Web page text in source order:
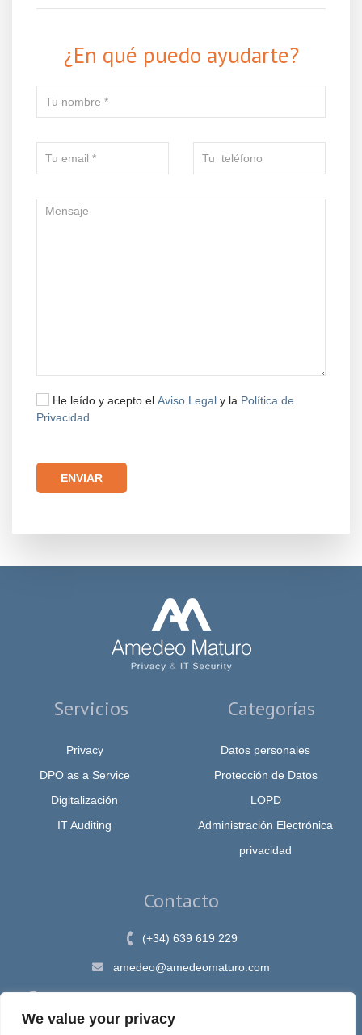
We value your privacy
¿En qué puedo ayudarte?
He leído y acepto el Aviso Legal y la Política de
Privacidad
Servicios
Privacy
DPO as a Service
Digitalización
IT Auditing
Categorías
Datos personales
Protección de Datos
LOPD
Administración Electrónica
privacidad
Contacto
(+34) 639 619 229
amedeo@amedeomaturo.com
Av. Rambla Méndez Núnez, 12, Alicante 03002, España